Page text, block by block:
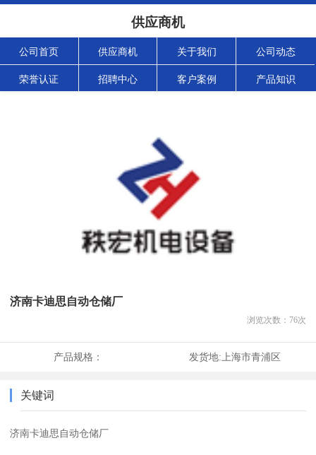
供应商机
公司首页 供应商机 关于我们 公司动态
荣誉认证 招聘中心 客户案例 产品知识
济南卡迪思自动仓储厂
浏览次数： 76次
产品规格： 发货地: 上海市青浦区
关键词
济南卡迪思自动仓储厂